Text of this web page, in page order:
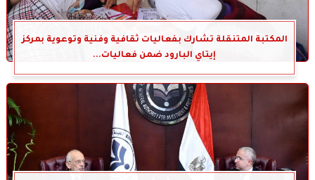
المكتبة المتنقلة تشارك بفعاليات ثقافية وفنية وتوعوية بمركز
إيتاي البارود ضمن فعاليات...